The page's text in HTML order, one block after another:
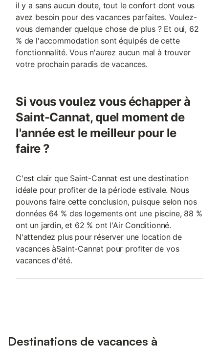
il y a sans aucun doute, tout le confort dont vous
avez besoin pour des vacances parfaites. Voulez-
vous demander quelque chose de plus ? Et oui, 62
% de l'accommodation sont équipés de cette
fonctionnalité. Vous n'aurez aucun mal à trouver
votre prochain paradis de vacances.
Si vous voulez vous échapper à
Saint-Cannat, quel moment de
l'année est le meilleur pour le
faire ?
C'est clair que Saint-Cannat est une destination
idéale pour profiter de la période estivale. Nous
pouvons faire cette conclusion, puisque selon nos
données 64 % des logements ont une piscine, 88 %
ont un jardin, et 62 % ont l'Air Conditionné.
N'attendez plus pour réserver une location de
vacances àSaint-Cannat pour profiter de vos
vacances d'été.
Destinations de vacances à